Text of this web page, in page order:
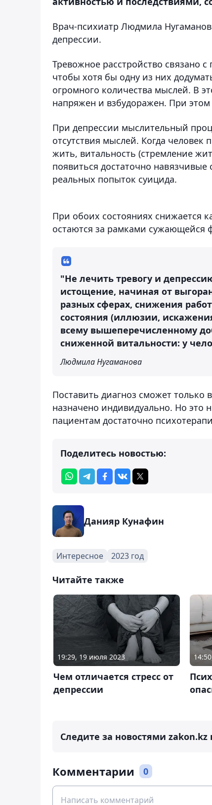
Врач-психиатр Людмила
депрессии.
Тревожное расстройство связано
чтобы хотя бы одну из них
огромного количества мыслей. В
напряжен и взбудоражен. При
При депрессии мыслительный
отсутствия мыслей. Когда
жить, витальность (стремление
появиться достаточно
реальных попыток суицида.
При обоих состояниях снижается
остаются за рамками сужающейся
"Не лечить тревогу и
истощение, начиная от
разных сферах, снижения
состояния (иллюзии,
всему вышеперечисленному
сниженной витальности: у
Людмила Нугаманова
Поставить диагноз сможет только
назначено индивидуально. Но это
пациентам достаточно
Поделитесь новостью:
Данияр Кунафин
Интересное 2023 год
Читайте также
19:29, 19 июля 2023
Чем отличается стресс от
депрессии
Следите за новостями zakon.kz
Комментарии 0